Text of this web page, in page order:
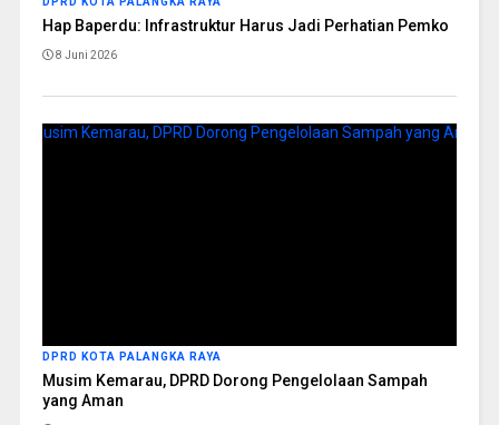
Hap Baperdu: Infrastruktur Harus Jadi Perhatian Pemko
8 Juni 2026
DPRD KOTA PALANGKA RAYA
Musim Kemarau, DPRD Dorong Pengelolaan Sampah
yang Aman